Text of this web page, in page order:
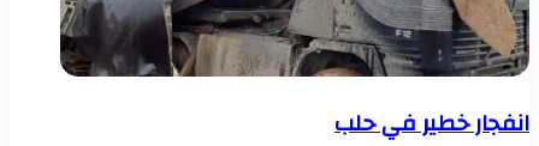
انفجار خطير في حلب